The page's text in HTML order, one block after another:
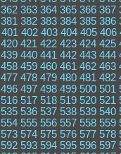
362 363 364 365 366 367
381 382 383 384 385 386
401 402 403 404 405 406
420 421 422 423 424 425
439 440 441 442 443 444
458 459 460 461 462 463
477 478 479 480 481 482
496 497 498 499 500 501
516 517 518 519 520 521
535 536 537 538 539 540
554 555 556 557 558 559
573 574 575 576 577 578
592 593 594 595 596 597